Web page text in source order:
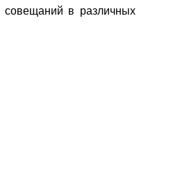
совещаний в различных